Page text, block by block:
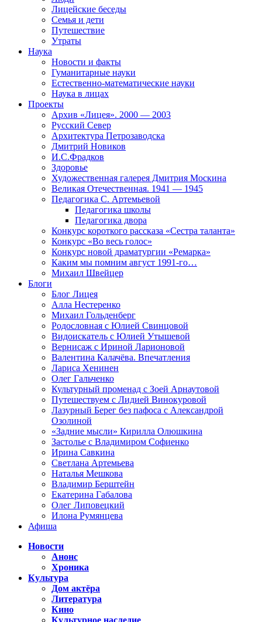
Лицейские беседы
Семья и дети
Путешествие
Утраты
Наука
Новости и факты
Гуманитарные науки
Естественно-математические науки
Наука в лицах
Проекты
Архив «Лицея». 2000 — 2003
Русский Север
Архитектура Петрозаводска
Дмитрий Новиков
И.С.Фрадков
Здоровье
Художественная галерея Дмитрия Москина
Великая Отечественная. 1941 — 1945
Педагогика С. Артемьевой
Педагогика школы
Педагогика двора
Конкурс короткого рассказа «Сестра таланта»
Конкурс «Во весь голос»
Конкурс новой драматургии «Ремарка»
Каким мы помним август 1991-го…
Михаил Швейцер
Блоги
Блог Лицея
Алла Нестеренко
Михаил Гольденберг
Родословная с Юлией Свинцовой
Видоискатель с Юлией Утышевой
Вернисаж с Ириной Ларионовой
Валентина Калачёва. Впечатления
Лариса Хенинен
Олег Гальченко
Культурный променад с Зоей Арнаутовой
Путешествуем с Лидией Винокуровой
Лазурный Берег без пафоса с Александрой
Озолиной
«Задние мысли» Кирилла Олюшкина
Застолье с Владимиром Софиенко
Ирина Савкина
Светлана Артемьева
Наталья Мешкова
Владимир Берштейн
Екатерина Габалова
Олег Липовецкий
Илона Румянцева
Афиша
Новости
Анонс
Хроника
Культура
Дом актёра
Литература
Кино